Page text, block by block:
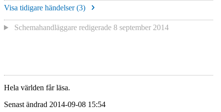
Visa tidigare händelser (3)
Schemahandläggare redigerade 8 september 2014
Hela världen får läsa.
Senast ändrad 2014-09-08 15:54